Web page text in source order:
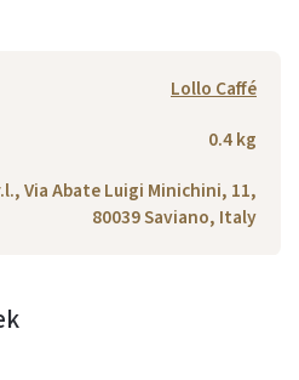
Lollo Caffé
0.4 kg
Via Abate Luigi Minichini, 11,
80039 Saviano, Italy